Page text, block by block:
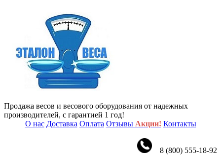
Продажа весов и весового оборудования от надежных
производителей, с гарантией 1 год!
О нас Доставка Оплата Отзывы Акции! Контакты
8 (800) 555-18-92